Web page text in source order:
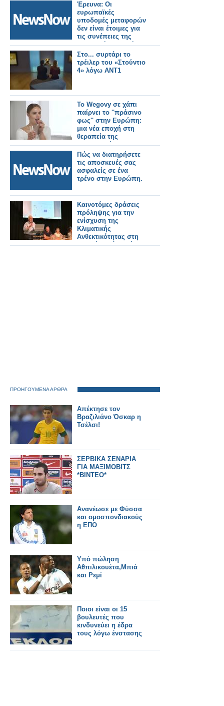
Έρευνα: Οι
ευρωπαϊκές
υποδομές μεταφορών
δεν είναι έτοιμες για
τις συνέπειες της
κλιματικής αλλαγής.
Στο... συρτάρι το
τρέιλερ του «Στούντιο
4» λόγω ΑΝΤ1
Το Wegovy σε χάπι
παίρνει το ''πράσινο
φως'' στην Ευρώπη:
μια νέα εποχή στη
θεραπεία της
παχυσαρκίας
Πώς να διατηρήσετε
τις αποσκευές σας
ασφαλείς σε ένα
τρένο στην Ευρώπη.
Καινοτόμες δράσεις
πρόληψης για την
ενίσχυση της
Κλιματικής
Ανθεκτικότητας στη
Δυτική Ελλάδα μέσω
ΠΡΟΗΓΟΥΜΕΝΑ ΑΡΘΡΑ
Απέκτησε τον
Βραζιλιάνο Όσκαρ η
Τσέλσι!
ΣΕΡΒΙΚΑ ΣΕΝΑΡΙΑ
ΓΙΑ ΜΑΞΙΜΟΒΙΤΣ
*ΒΙΝΤΕΟ*
Ανανέωσε με Φύσσα
και ομοσπονδιακούς
η ΕΠΟ
Υπό πώληση
Αθπιλικουέτα,Μπιά
και Ρεμί
Ποιοι είναι οι 15
βουλευτές που
κινδυνεύει η έδρα
τους λόγω ένστασης